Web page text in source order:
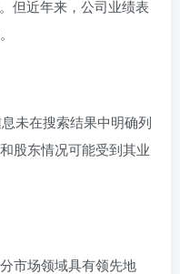
但近年来，公司业绩表
未在搜索结果中明确列
股东情况可能受到其业
市场领域具有领先地